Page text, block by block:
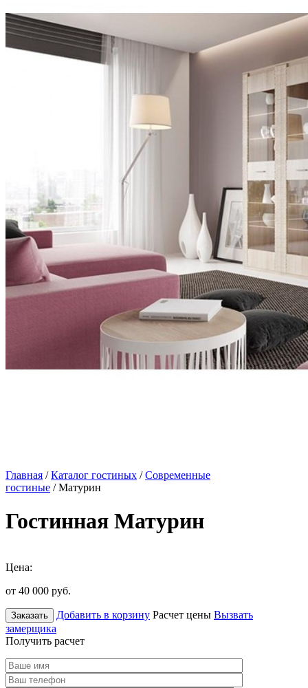
Главная /Каталог гостиных /Современные
гостиные / Матурин
Гостинная Матурин
Цена:
от 40 000 руб.
Заказать Добавить в корзину Расчет цены Вызвать
замерщика
Получить расчет